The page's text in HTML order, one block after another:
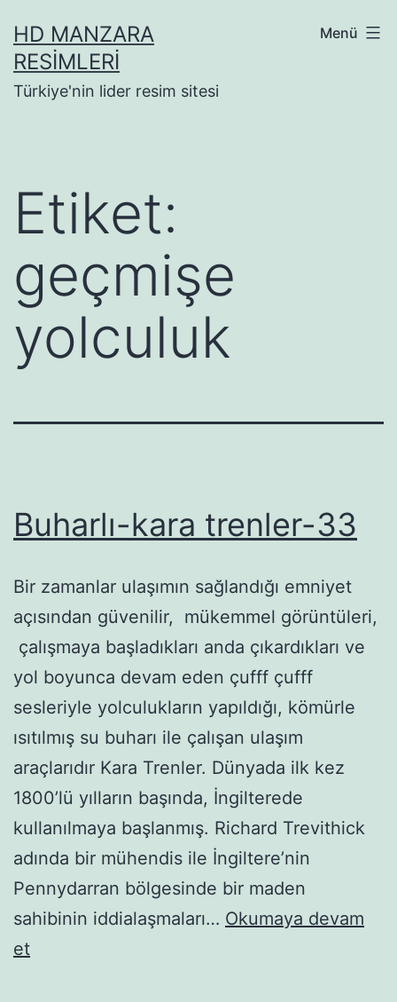
geçHD MANZARA
RESIMLERI
Türkiye'nin lider resim sitesi
Menü
Etiket:
geçmişe
yolculuk
Buharlı-kara trenler-33
Bir zamanlar ulaşımın sağlandığı emniyet
açısından güvenilir, mükemmel görüntüleri,
çalışmaya başladıkları anda çıkardıkları ve
yol boyunca devam eden çufff çufff
sesleriyle yolculukların yapıldığı, kömürle
ısıtılmış su buharı ile çalışan ulaşım
araçlarıdır Kara Trenler. Dünyada ilk kez
1800’lü yılların başında, İngilterede
kullanılmaya başlanmış. Richard Trevithick
adında bir mühendis ile İngiltere’nin
Pennydarran bölgesinde bir maden
sahibinin iddialaşmaları… Okumaya devam
etBuharlı-